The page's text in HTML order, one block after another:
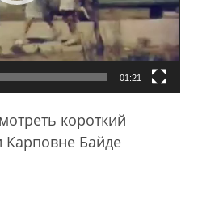
01:21
короткий
Байде